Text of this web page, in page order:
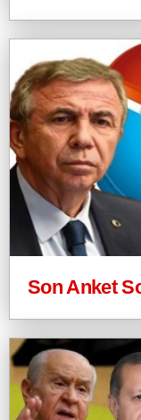
Son Anket